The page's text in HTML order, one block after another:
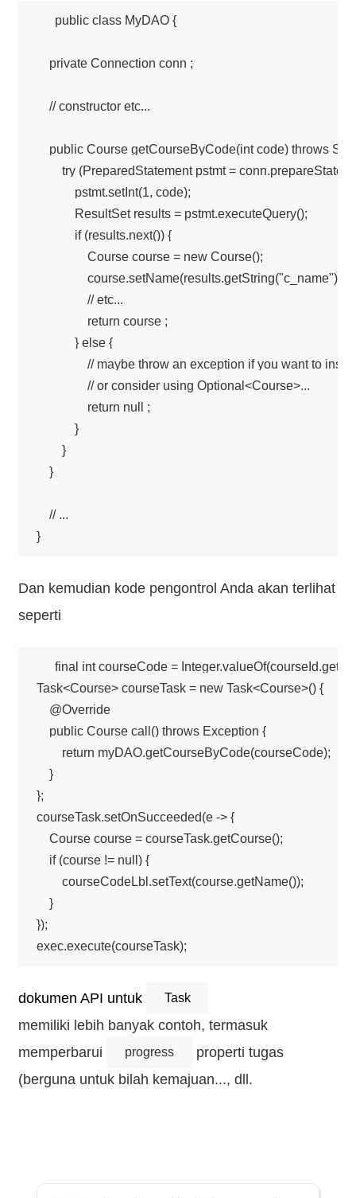
public class MyDAO {
    private Connection conn ;
    // constructor etc...
public Course getCourseByCode(int code) throws
try (PreparedStatement pstmt =
            pstmt.setInt(1, code);
            ResultSet results = pstmt.executeQuery();
            if (results.next()) {
                Course course = new Course();
                course.setName(results.getString("c_name"));
                // etc...
                return course ;
            } else {
// maybe throw an exception if you want to
                // or consider using Optional<Course>...
                return null ;
            }
        }
    }
    // ...
}
Dan kemudian kode pengontrol Anda akan terlihat
seperti
final int courseCode =
Task<Course> courseTask = new Task<Course>() {
    @Override
    public Course call() throws Exception {
        return myDAO.getCourseByCode(courseCode);
    }
};
courseTask.setOnSucceeded(e -> {
    Course course = courseTask.getCourse();
    if (course != null) {
        courseCodeLbl.setText(course.getName());
    }
});
dokumen API untuk Task
memiliki lebih banyak contoh, termasuk
memperbarui
progress
properti tugas
(berguna untuk bilah kemajuan..., dll.